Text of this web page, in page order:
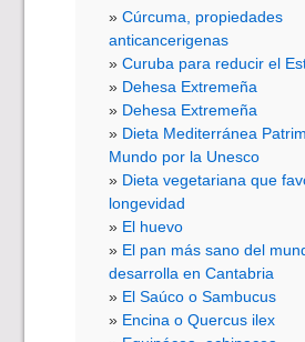
Cúrcuma, propiedades
anticancerigenas
Curuba para reducir el
Dehesa Extremeña
Dehesa Extremeña
Dieta Mediterránea
Mundo por la Unesco
Dieta vegetariana que
longevidad
El huevo
El pan más sano del
desarrolla en Cantabria
El Saúco o Sambucus
Encina o Quercus ilex